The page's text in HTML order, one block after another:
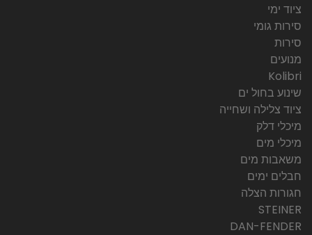
ציוד ימי
סירות גומי
סירות
מנועים
Kolibri
שינוע בחול ים
ציוד צלילה ושחייה
מיכלי דלק
מיכלי מים
משאבות מים
חבלים ימים
חגורות הצלה
STEINER
DAN-FENDER